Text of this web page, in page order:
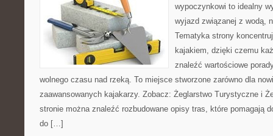
wypoczynkowi to idealny
wyjazd związanej z wodą,
Tematyka strony
kajakiem, dzięki czemu
znaleźć wartościowe
wolnego czasu nad rzeką. To miejsce stworzone zarówno dla
zaawansowanych kajakarzy. Zobacz: Żeglarstwo Turystyczne i
stronie można znaleźć rozbudowane opisy tras, które pomagają
do […]